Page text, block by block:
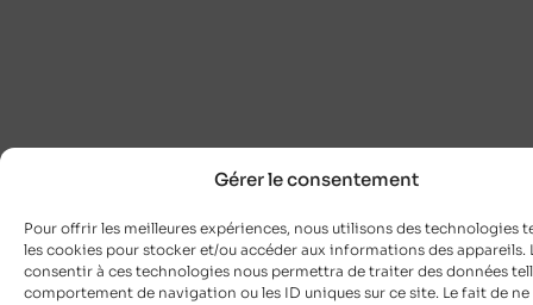
Gérer le consentement
Pour offrir les meilleures expériences, nous utilisons des technologies
les cookies pour stocker et/ou accéder aux informations des appareils.
consentir à ces technologies nous permettra de traiter des données
comportement de navigation ou les ID uniques sur ce site. Le fait de ne